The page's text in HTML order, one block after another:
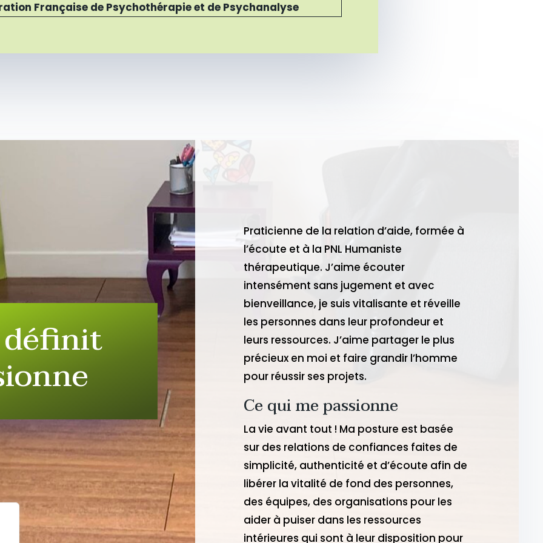
Française de Psychothérapie et de Psychanalyse
définit
Praticienne de la relation d’aide, formée à
l’écoute et à la PNL Humaniste
thérapeutique. J’aime écouter
intensément sans jugement et avec
bienveillance, je suis vitalisante et réveille
les personnes dans leur profondeur et
leurs ressources. J’aime partager le plus
précieux en moi et faire grandir l’homme
pour réussir ses projets.
Ce qui me passionne
La vie avant tout ! Ma posture est basée
sur des relations de confiances faites de
simplicité, authenticité et d’écoute afin de
libérer la vitalité de fond des personnes,
des équipes, des organisations pour les
aider à puiser dans les ressources
intérieures qui sont à leur disposition pour